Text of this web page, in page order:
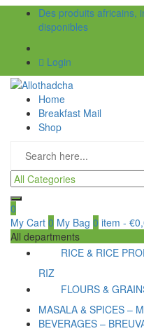
Des produits africains,
disponibles
Login
Home
Breakfast Mail
Shop
0
My Cart 0 My Bag 0 item - €
All departments
RICE & RICE
RIZ
FLOURS &
MASALA & SPICES –
BEVERAGES –